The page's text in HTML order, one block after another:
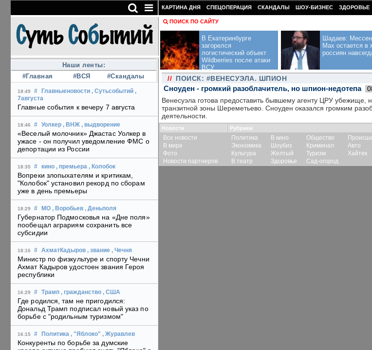
Наши ленты:
#Главная
#ВСЯ #Скандалы
18:49 # Главныеновости , Сутьсобытий ,
7августа
Главные события к вечеру 7 августа
18:46 # Уолкер , ВНЖ , выдворение
«Веселый молочник» Джастас Уолкер в
ужасе - он получил уведомление ФМС о
депортации из России
18:35 # кино , премьера , Колобок
Вопреки злопыхателям и критикам,
"Колобок" установил рекорд по сборам
уже в день премьеры
18:29 # МО , Воробьев , Деньполя
Губернатор Подмосковья на «Дне поля»
пообещал аграриям сохранить все
субсидии
18:16 # АхматКадыров , звание , Чечня
Министр по физкультуре и спорту Чечни
Ахмат Кадыров удостоен звания Героя
республики
16:29 # Трамп , гражданство , США
Где родился, там не пригодился:
Дональд Трамп подписал новый указ по
борьбе с "родильным туризмом"
16:15 # Политика , "Яблоко" , Журавлев
Конкуренты по борьбе за думские
КАРТИНА ДНЯ СПЕЦОПЕРАЦИЯ СКАНДАЛЫ ШОУ-БИЗНЕС ЗДОРОВЬЕ
ПОИСК ПО САЙТУ
В Екатеринбурге
загорелся
логистический объект
Wildberries после атаки
ВСУ
Шадаев:
Max остается в
россиян
// ПОИСК: #ВЕНЕСУЭЛА. ШПИОН
Сноуден - громкий разоблачитель, но шпион-недотепа
Венесуэла готова предоставить бывшему агенту ЦРУ убежище,
транзитной зоны Шереметьево. Сноуден оказался громким
деятельности.
Новости
Все новости
В мире
Фото
Новости партнеров
Рубрики
Политика
Экономика
Культура
В театр
В кино
Шоубиз
Желтый
Здоровье
Общество
Криминал
Туризм
Сад-огород
Авто
Хайтек